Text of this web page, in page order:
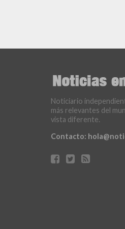
Noticiario
más relevantes del
vista diferente.
Contacto: